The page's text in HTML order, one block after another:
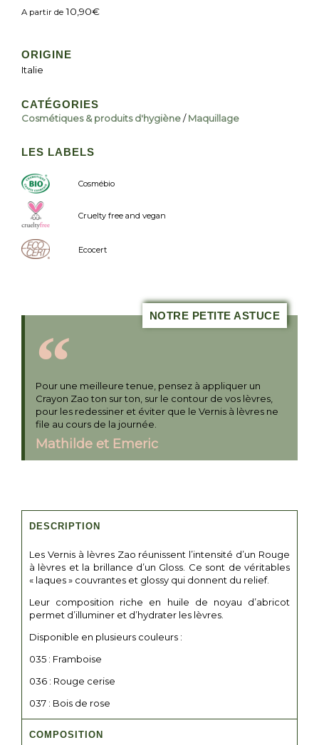
A partir de 10,90€
ORIGINE
Italie
CATÉGORIES
Cosmétiques & produits d'hygiène/Maquillage
LES LABELS
Cosmébio
Cruelty free and vegan
Ecocert
Pour une meilleure tenue, pensez à appliquer un
Crayon Zao ton sur ton, sur le contour de vos lèvres,
pour les redessiner et éviter que le Vernis à lèvres ne
file au cours de la journée.
Mathilde et Emeric
NOTRE PETITE ASTUCE
DESCRIPTION
Les Vernis à lèvres Zao réunissent l’intensité d’un Rouge
à lèvres et la brillance d’un Gloss. Ce sont de véritables
« laques » couvrantes et glossy qui donnent du relief.
Leur composition riche en huile de noyau d’abricot
permet d’illuminer et d’hydrater les lèvres.
Disponible en plusieurs couleurs :
035 : Framboise
036 : Rouge cerise
037 : Bois de rose
COMPOSITION